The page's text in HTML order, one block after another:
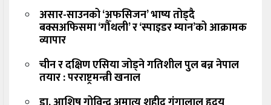
असार-साउनको ‘अफसिजन’ भाष्य तोड्दै
बक्सअफिसमा ‘गौँथली’ र ‘स्पाइडर म्यान’को आक्रामक
व्यापार
चीन र दक्षिण एसिया जोड्ने गतिशील पुल बन्न नेपाल
तयार : परराष्ट्रमन्त्री खनाल